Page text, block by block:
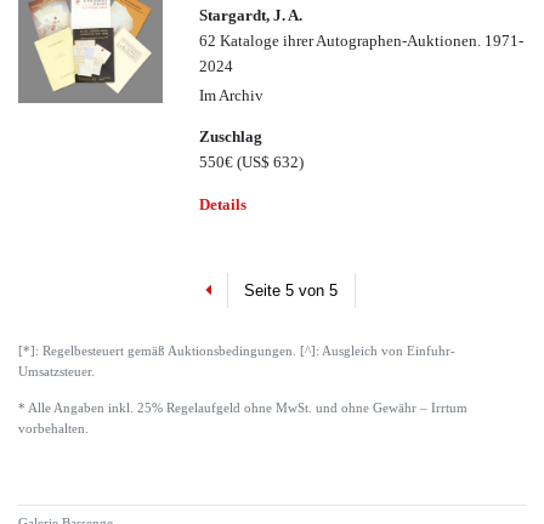
Stargardt, J. A.
62 Kataloge ihrer Autographen-Auktionen. 1971-
2024
Im Archiv
Zuschlag
550€(US$ 632)
Details
PreviousSeite 5 von 5
[*]: Regelbesteuert gemäß Auktionsbedingungen. [^]: Ausgleich von Einfuhr-
Umsatzsteuer.
* Alle Angaben inkl. 25% Regelaufgeld ohne MwSt. und ohne Gewähr – Irrtum
vorbehalten.